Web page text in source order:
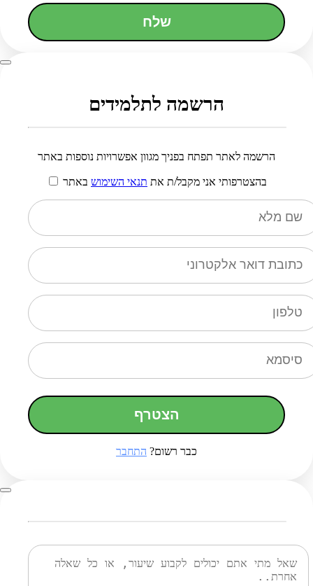
שלח
הרשמה לתלמידים
הרשמה לאתר תפתח בפניך מגוון אפשרויות נוספות באתר
בהצטרפותי אני מקבל/ת את תנאי השימוש באתר
הצטרף
כבר רשום? התחבר